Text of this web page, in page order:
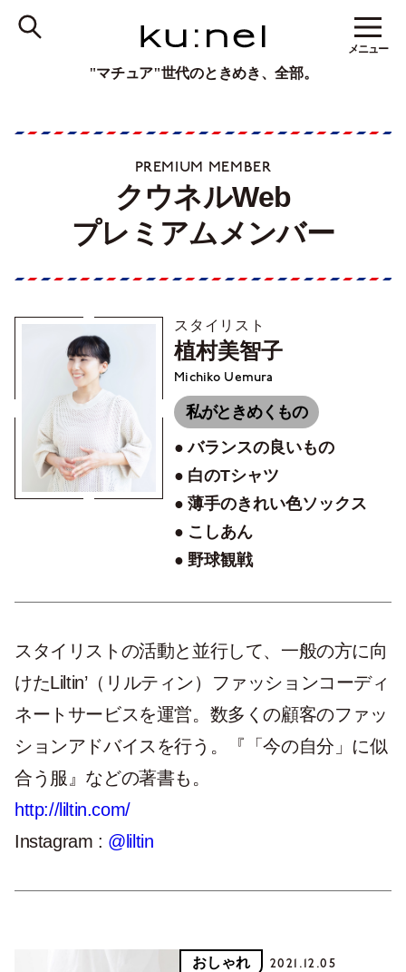
"マチュア"世代のときめき、全部。
メニュー
PREMIUM MEMBER
クウネルWeb
プレミアムメンバー
スタイリスト
植村美智子
Michiko Uemura
私がときめくもの
バランスの良いもの
白のTシャツ
薄手のきれい色ソックス
こしあん
野球観戦
スタイリストの活動と並行して、一般の方に向
けたLiltin’（リルティン）ファッションコーディ
ネートサービスを運営。数多くの顧客のファッ
ションアドバイスを行う。『「今の自分」に似
合う服』などの著書も。
http://liltin.com/
Instagram : @liltin
おしゃれ 2021.12.05